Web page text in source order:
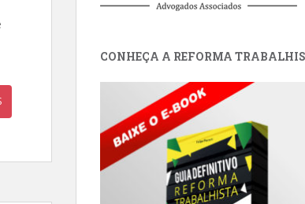
CONHEÇA A REFORMA